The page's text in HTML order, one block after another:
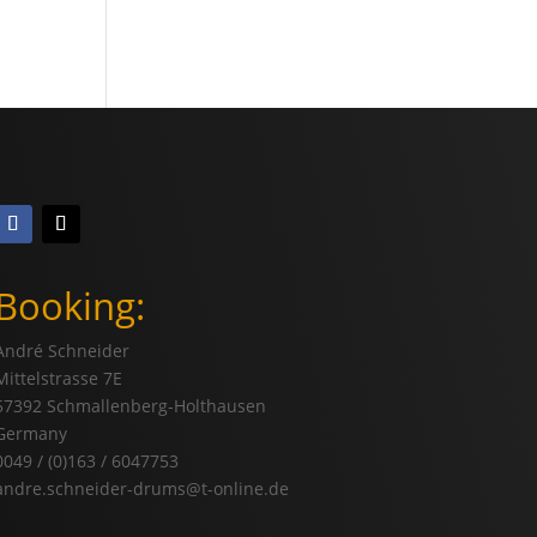
Schneider
7E
Schmallenberg-Holthausen
/ (0)163 / 6047753
drums@t-online.de